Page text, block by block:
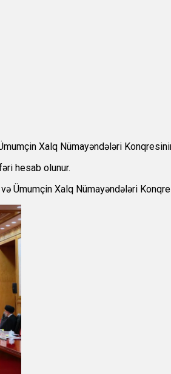
Xalq Nümayəndələri
hesab olunur.
Ümumçin Xalq Nümayəndələri